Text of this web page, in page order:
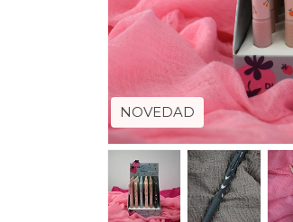
NOVEDAD